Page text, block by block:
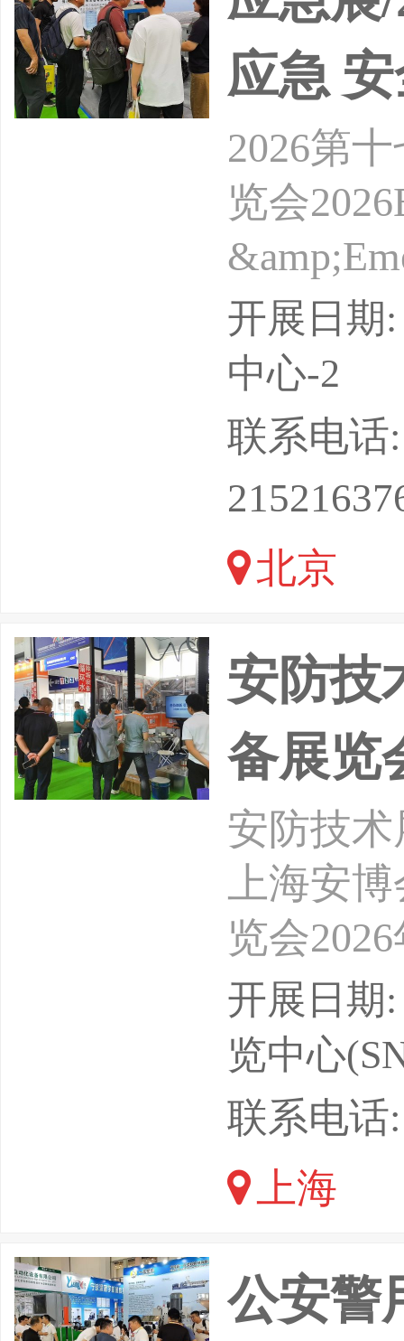
应急
2026第
览会
单位：
会“简称
全，引领
8日在北
开展日期
中心-2
联系电话
北京
安防技
备展览
安防技
上海安
览会
构支持
上海安
位治安
协会安
防范行
安全
开展日期
览中心
联系电话
上海
公安警